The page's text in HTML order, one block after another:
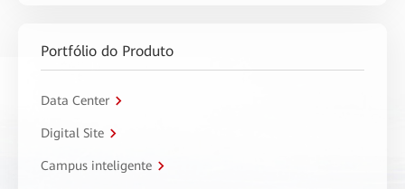
Portfólio do Produto
Data Center
Digital Site
Campus inteligente